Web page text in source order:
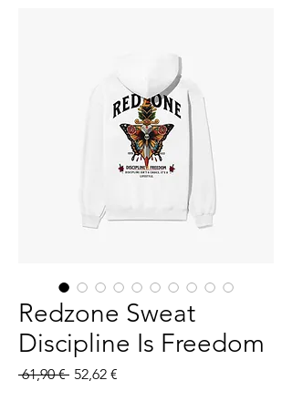
Redzone Sweat
Discipline Is Freedom
61,90 € Prix
52,62 €